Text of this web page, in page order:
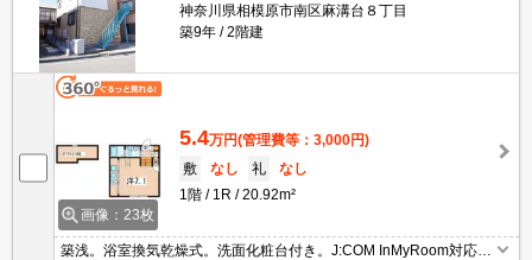
神奈川県相模原市南区麻溝台８丁目
築9年
2階建
画像：23枚
5.4万円(管理費等：3,000円)
敷
なし 礼
なし
1階
1R 20.92m²
築浅。浴室換気乾燥式。洗面化粧台付き。J:COM InMyRoom対応。